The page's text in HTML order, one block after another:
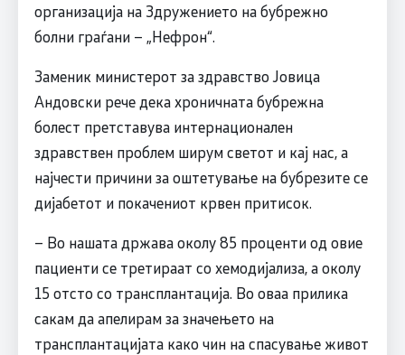
организација на Здружението на бубрежно
болни граѓани – „Нефрон“.
Заменик министерот за здравство Јовица
Андовски рече дека хроничната бубрежна
болест претставува интернационален
здравствен проблем ширум светот и кај нас, а
најчести причини за оштетување на бубрезите се
дијабетот и покачениот крвен притисок.
– Во нашата држава околу 85 проценти од овие
пациенти се третираат со хемодијализа, а околу
15 отсто со трансплантација. Во оваа прилика
сакам да апелирам за значењето на
трансплантацијата како чин на спасување живот